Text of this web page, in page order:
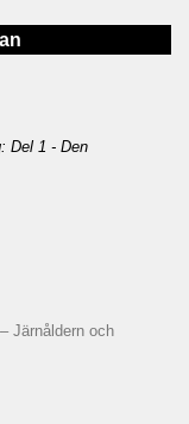
Del 1 - Den
Järnåldern och